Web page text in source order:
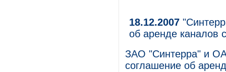
18.12.2007
об аренде каналов
ЗАО "Синтерра" и
соглашение об